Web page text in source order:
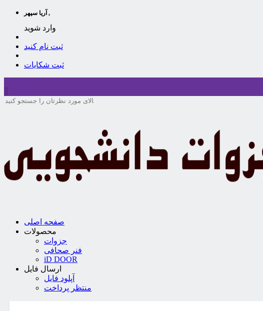
آریا سپهر ,
وارد شوید
ثبت نام کنید
ثبت شکایات
صفحه اصلی
محصولات
جزوات
فنر صحافی
iD DOOR
ارسال فایل
آپلود فایل
منتظر پرداخت